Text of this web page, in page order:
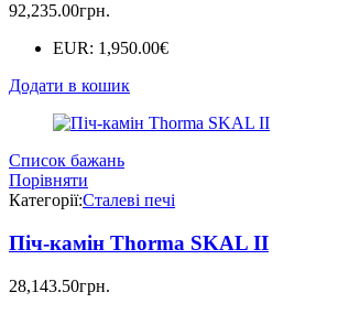
92,235.00грн.
EUR: 1,950.00€
Додати в кошик
Список бажань
Порівняти
Категорії:Сталеві печі
Піч-камін Thorma SKAL II
28,143.50грн.